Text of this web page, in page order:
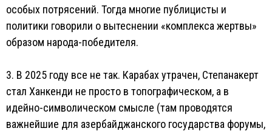
особых потрясений. Тогда многие публицисты и
политики говорили о вытеснении «комплекса жертвы»
образом народа-победителя.
3. В 2025 году все не так. Карабах утрачен, Степанакерт
стал Ханкенди не просто в топографическом, а в
идейно-символическом смысле (там проводятся
важнейшие для азербайджанского государства форумы,